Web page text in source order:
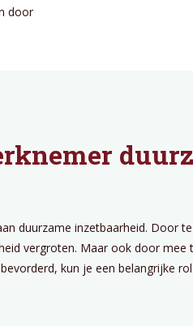
door
duurzame inzetbaarheid. Door
vergroten. Maar ook door
kun je een belangrijke